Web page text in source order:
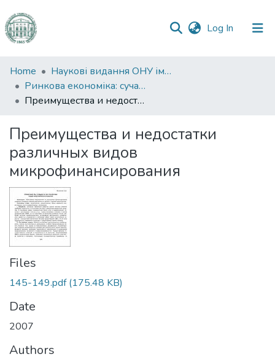
Log In (current)
Communities
&
Collections
Statistics
Home
Наукові видання ОНУ імені І. І. Мечникова
Ринкова економіка: сучасна теорія і практика управління
Преимущества и недостатки различных видов микрофинансирования
Преимущества и недостатки
различных видов
микрофинансирования
Files
145-149.pdf(175.48 KB)
Date
2007
Authors